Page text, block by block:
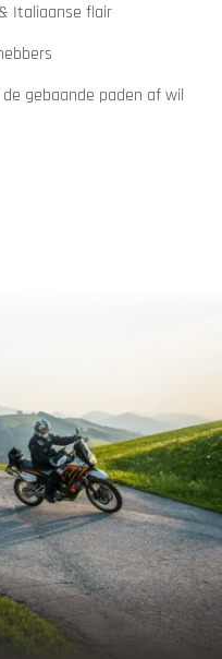
Italiaanse flair
gebaande paden af wil